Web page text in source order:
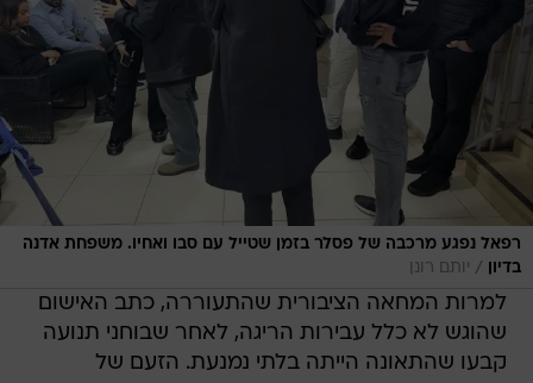
רפאל נפגע מרכבה של פסלר בזמן שטייל עם סבו ואחיו. משפחת אדנה
בדיון
/ יותם רונן
למרות המחאה הציבורית שהתעוררה, כתב האישום
שהוגש לא כלל עבירות הריגה, לאחר שבוחני תנועה
קבעו שהתאונה הייתה בלתי נמנעת. הזעם של